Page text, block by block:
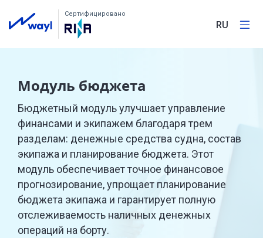
Сертифицировано
RU
Модуль бюджета
Бюджетный модуль улучшает управление
финансами и экипажем благодаря трем
разделам: денежные средства судна, состав
экипажа и планирование бюджета. Этот
модуль обеспечивает точное финансовое
прогнозирование, упрощает планирование
бюджета экипажа и гарантирует полную
отслеживаемость наличных денежных
операций на борту.